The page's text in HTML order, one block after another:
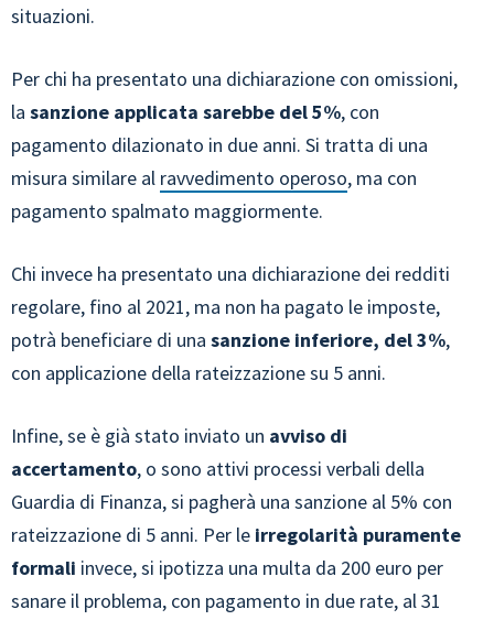
situazioni.
Per chi ha presentato una dichiarazione con omissioni,
la sanzione applicata sarebbe del 5%, con
pagamento dilazionato in due anni. Si tratta di una
misura similare al ravvedimento operoso, ma con
pagamento spalmato maggiormente.
Chi invece ha presentato una dichiarazione dei redditi
regolare, fino al 2021, ma non ha pagato le imposte,
potrà beneficiare di una sanzione inferiore, del 3%,
con applicazione della rateizzazione su 5 anni.
Infine, se è già stato inviato un avviso di
accertamento, o sono attivi processi verbali della
Guardia di Finanza, si pagherà una sanzione al 5% con
rateizzazione di 5 anni. Per le irregolarità puramente
formali invece, si ipotizza una multa da 200 euro per
sanare il problema, con pagamento in due rate, al 31